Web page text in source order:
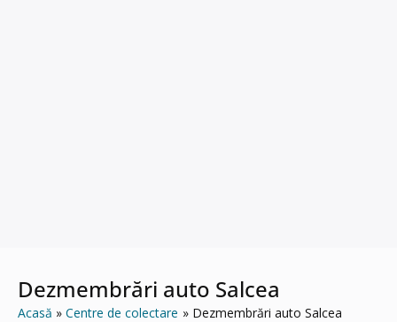
Dezmembrări auto Salcea
Acasă Centre de colectare Dezmembrări auto Salcea